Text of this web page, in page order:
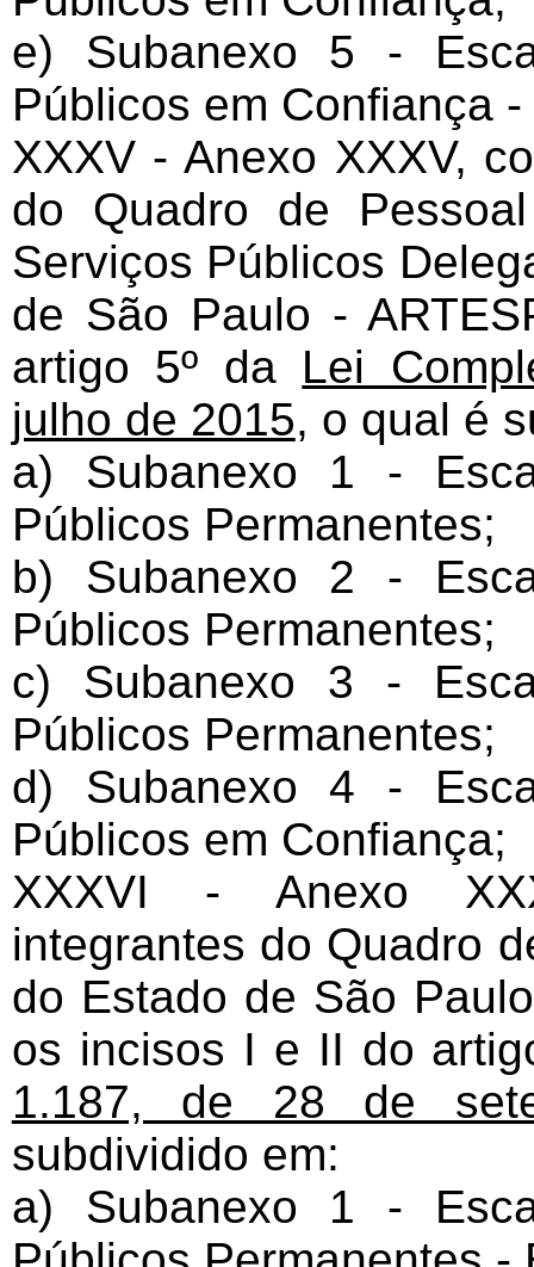
e) Subanexo 5 -
Públicos em Confiança
XXXV - Anexo XXXV,
do Quadro de
Serviços Públicos
de São Paulo -
artigo 5º da Lei
julho de 2015, o qual é
a) Subanexo 1 -
Públicos Permanentes;
b) Subanexo 2 -
Públicos Permanentes;
c) Subanexo 3 -
Públicos Permanentes;
d) Subanexo 4 -
Públicos em Confiança;
XXXVI - Anexo
integrantes do Quadro
do Estado de São
os incisos I e II do
1.187, de 28 de
subdividido em:
a) Subanexo 1 -